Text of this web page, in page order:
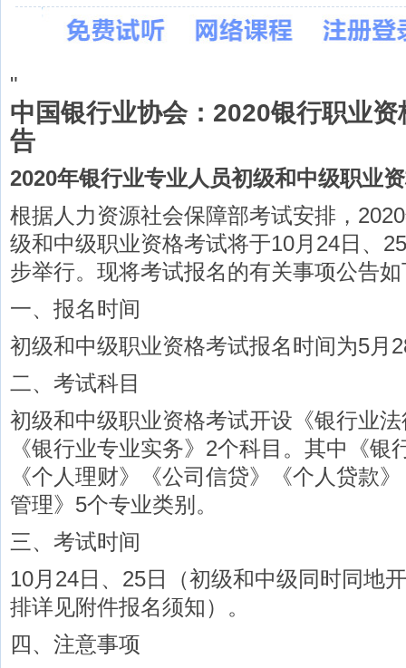
"
中国银行业协会：2020银行职业
告
2020年银行业专业人员初级和中级职业
根据人力资源社会保障部考试安排，
级和中级职业资格考试将于10月24日、
步举行。现将考试报名的有关事项公告
一、报名时间
初级和中级职业资格考试报名时间为5月
二、考试科目
初级和中级职业资格考试开设《银行业
《银行业专业实务》2个科目。其中《银
《个人理财》《公司信贷》《个人贷款
管理》5个专业类别。
三、考试时间
10月24日、25日（初级和中级同时同地
排详见附件报名须知）。
四、注意事项